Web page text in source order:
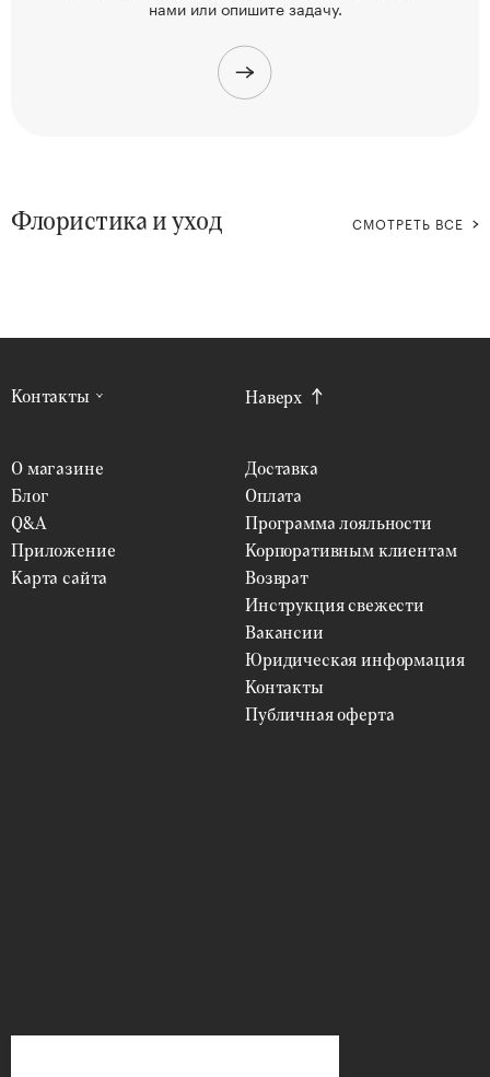
нами или опишите задачу.
Флористика и уход СМОТРЕТЬ ВСЕ
Контакты
О магазине
Блог
Q&A
Приложение
Карта сайта
Доставка
Оплата
Программа лояльности
Корпоративным клиентам
Возврат
Инструкция свежести
Вакансии
Юридическая информация
Контакты
Публичная оферта
Наверх